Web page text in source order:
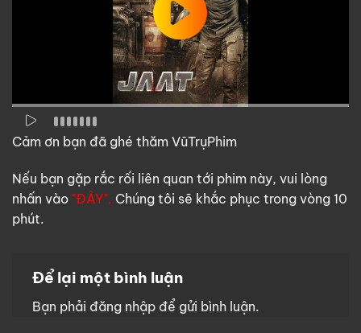
Cảm ơn bạn đã ghé thăm VũTrụPhim
Nếu bạn gặp rắc rối liên quan tới phim này, vui lòng
nhấn vào "ĐÂY". Chúng tôi sẽ khắc phục trong vòng 10
phút.
Để lại một bình luận
Bạn phải đăng nhập để gửi bình luận.